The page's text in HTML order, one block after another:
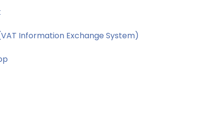
Information Exchange System)